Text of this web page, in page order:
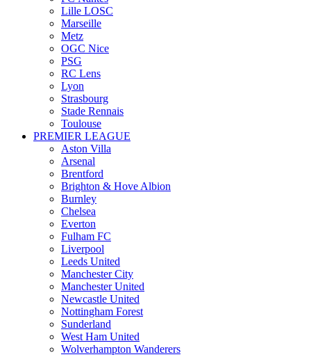
Lille LOSC
Marseille
Metz
OGC Nice
PSG
RC Lens
Lyon
Strasbourg
Stade Rennais
Toulouse
PREMIER LEAGUE
Aston Villa
Arsenal
Brentford
Brighton & Hove Albion
Burnley
Chelsea
Everton
Fulham FC
Liverpool
Leeds United
Manchester City
Manchester United
Newcastle United
Nottingham Forest
Sunderland
West Ham United
Wolverhampton Wanderers